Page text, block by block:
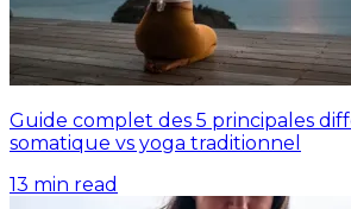
Guide complet des 5 principales
somatique vs yoga traditionnel
13 min read